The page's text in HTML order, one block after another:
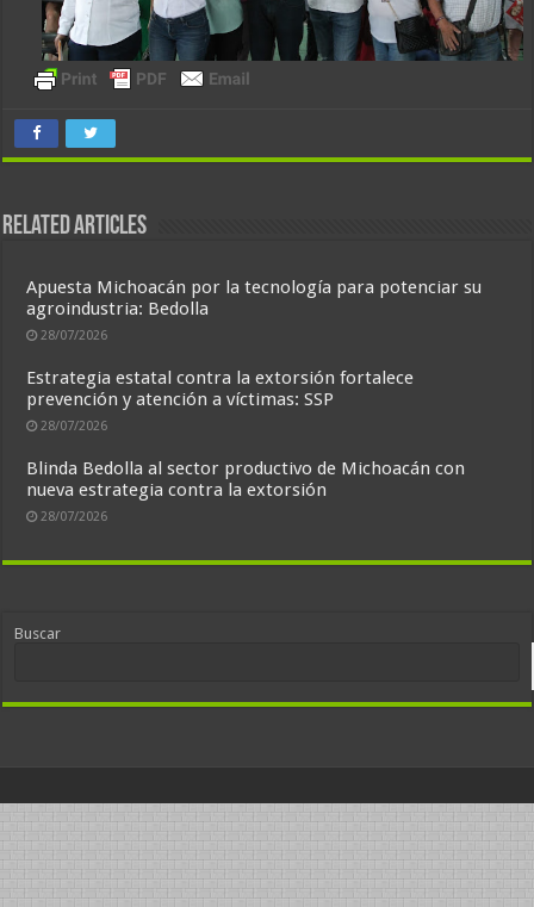
Related Articles
Apuesta Michoacán por la tecnología para potenciar su
agroindustria: Bedolla
28/07/2026
Estrategia estatal contra la extorsión fortalece
prevención y atención a víctimas: SSP
28/07/2026
Blinda Bedolla al sector productivo de Michoacán con
nueva estrategia contra la extorsión
28/07/2026
Buscar